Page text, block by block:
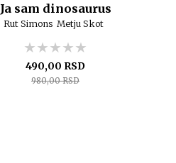
Ja sam dinosaurus
Rut Simons Metju Skot
★★★★★
★★★★★
★★★★★
490,00 RSD
980,00 RSD